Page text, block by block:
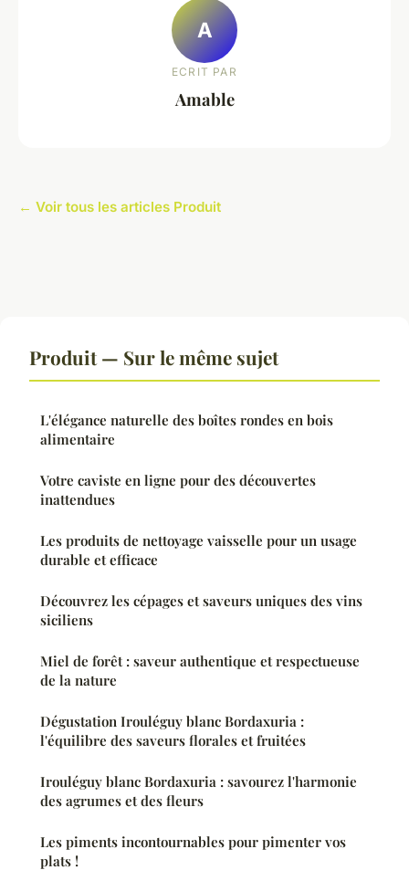
A
ECRIT PAR
Amable
← Voir tous les articles Produit
Produit — Sur le même sujet
L'élégance naturelle des boîtes rondes en bois
alimentaire
Votre caviste en ligne pour des découvertes
inattendues
Les produits de nettoyage vaisselle pour un usage
durable et efficace
Découvrez les cépages et saveurs uniques des vins
siciliens
Miel de forêt : saveur authentique et respectueuse
de la nature
Dégustation Irouléguy blanc Bordaxuria :
l'équilibre des saveurs florales et fruitées
Irouléguy blanc Bordaxuria : savourez l'harmonie
des agrumes et des fleurs
Les piments incontournables pour pimenter vos
plats !